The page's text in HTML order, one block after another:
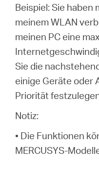
Deutsch
Beispiel: Sie haben
meinem WLAN
meinen PC eine
Sie die
einige Geräte oder
Priorität
Notiz:
• Die Funktionen
MERCUSYS-